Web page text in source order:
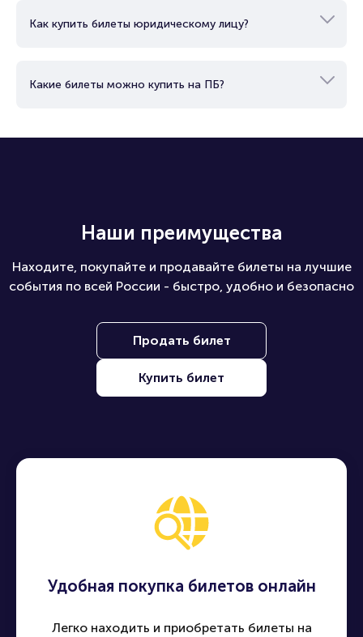
Как купить билеты юридическому лицу?
Какие билеты можно купить на ПБ?
Наши преимущества
Находите, покупайте и продавайте билеты на лучшие
события по всей России - быстро, удобно и безопасно
Продать билет
Купить билет
Удобная покупка билетов онлайн
Легко находить и приобретать билеты на